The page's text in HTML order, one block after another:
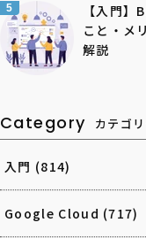
5
【入門
こと・メ
解説
Category カテゴ
入門 (814)
Google Cloud (717)